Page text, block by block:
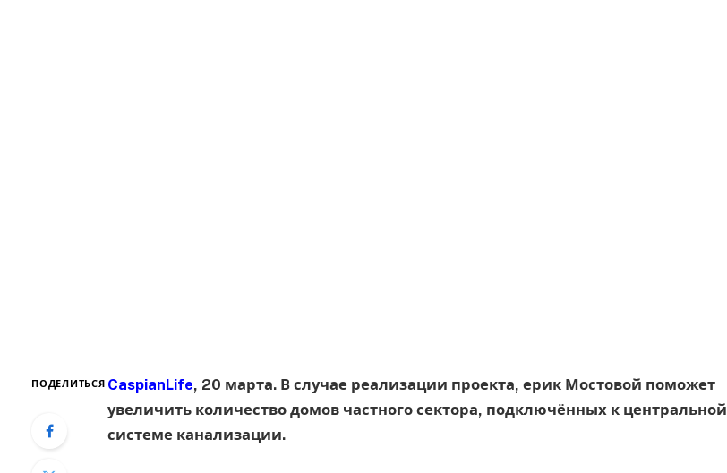
ПОДЕЛИТЬСЯ CaspianLife, 20 марта. В случае реализации проекта, ерик Мостовой поможет
увеличить количество домов частного сектора, подключённых к центральной
системе канализации.